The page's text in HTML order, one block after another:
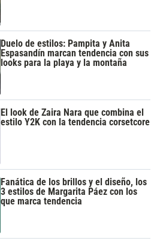
Duelo de estilos: Pampita y Anita
Espasandín marcan tendencia con sus
looks para la playa y la montaña
El look de Zaira Nara que combina el
estilo Y2K con la tendencia corsetcore
Fanática de los brillos y el diseño, los
3 estilos de Margarita Páez con los
que marca tendencia